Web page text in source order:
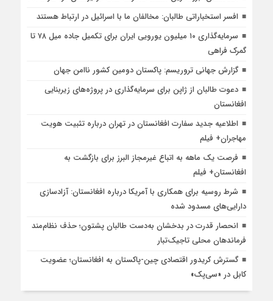
افسر استخباراتی طالبان: مخالفان ما با اسرائیل در ارتباط هستند
سرمایه‌گذاری ۱۰ میلیون یورویی ایران برای تکمیل جاده میل ۷۸ تا
گمرک فراهی
گزارش جهانی تروریسم: پاکستان دومین کشور ناامن جهان
دعوت طالبان از ژاپن برای سرمایه‌گذاری در پروژه‌های زیربنایی
افغانستان
اطلاعیه جدید سفارت افغانستان در تهران درباره تثبیت هویت
مهاجران+ فیلم
فرصت یک ماهه به اتباع غیرمجاز البرز برای بازگشت به
افغانستان+ فیلم
شرط روسیه برای همکاری با آمریکا درباره افغانستان: آزادسازی
دارایی‌های مسدود شده
انحصار قدرت در بدخشان به‌دست طالبان پشتون؛ حذف نظام‌مند
فرماندهان محلی تاجیک‌تبار
گسترش کریدور اقتصادی چین-پاکستان به افغانستان؛ عضویت
کابل در «سی‌پک»